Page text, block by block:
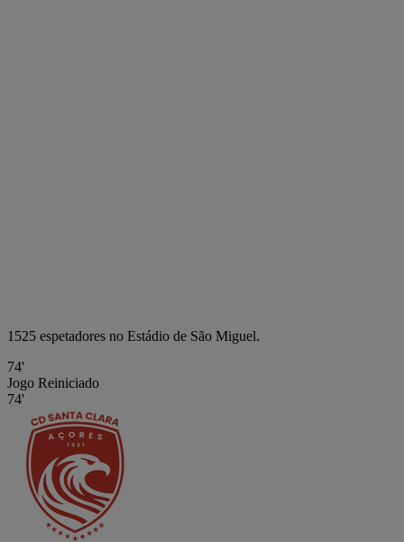
1525 espetadores no Estádio de São Miguel.
74'
Jogo Reiniciado
74'